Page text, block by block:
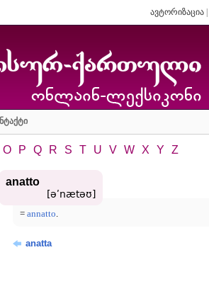
ავტორიზაცია|
O P Q R S T U V W X Y Z
anatto
[əʹnætəʊ]
= annatto.
anatta